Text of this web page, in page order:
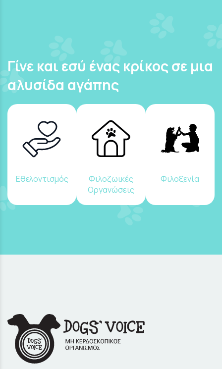
Γίνε και εσύ ένας κρίκος σε μια
αλυσίδα αγάπης
Εθελοντισμός
Φιλοζωικές
Οργανώσεις
Φιλοξενία